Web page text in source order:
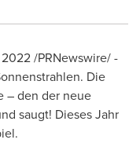
/PRNewswire/ -
Die
– den der neue
saugt! Dieses Jahr